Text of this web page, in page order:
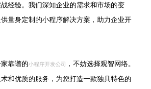
经验。我们深知企业的需求和市场的变
量身定制的小程序解决方案，助力企业开
靠谱的小程序开发公司
，不妨选择观智网络。
和优质的服务，为您打造一款独具特色的